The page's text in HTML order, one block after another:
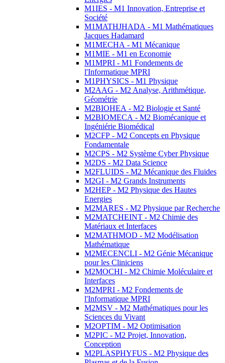
M1IES - M1 Innovation, Entreprise et
Société
M1MATHJHADA - M1 Mathématiques
Jacques Hadamard
M1MECHA - M1 Mécanique
M1MIE - M1 en Economie
M1MPRI - M1 Fondements de
l'Informatique MPRI
M1PHYSICS - M1 Physique
M2AAG - M2 Analyse, Arithmétique,
Géométrie
M2BIOHEA - M2 Biologie et Santé
M2BIOMECA - M2 Biomécanique et
Ingéniérie Biomédical
M2CFP - M2 Concepts en Physique
Fondamentale
M2CPS - M2 Système Cyber Physique
M2DS - M2 Data Science
M2FLUIDS - M2 Mécanique des Fluides
M2GI - M2 Grands Instruments
M2HEP - M2 Physique des Hautes
Energies
M2MARES - M2 Physique par Recherche
M2MATCHEINT - M2 Chimie des
Matériaux et Interfaces
M2MATHMOD - M2 Modélisation
Mathématique
M2MECENCLI - M2 Génie Mécanique
pour les Cliniciens
M2MOCHI - M2 Chimie Moléculaire et
Interfaces
M2MPRI - M2 Fondements de
l'Informatique MPRI
M2MSV - M2 Mathématiques pour les
Sciences du Vivant
M2OPTIM - M2 Optimisation
M2PIC - M2 Projet, Innovation,
Conception
M2PLASPHYFUS - M2 Physique des